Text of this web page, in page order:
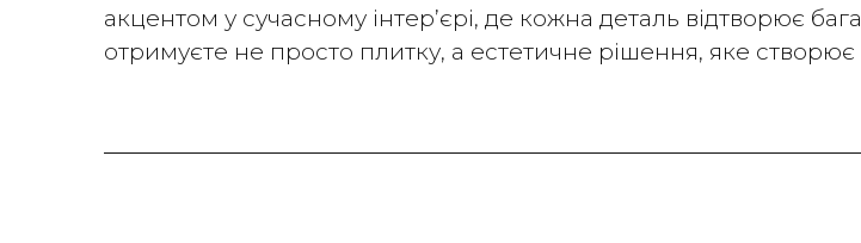
акцентом у сучасному інтер’єрі, де кожна деталь відтворює
отримуєте не просто плитку, а естетичне рішення, яке